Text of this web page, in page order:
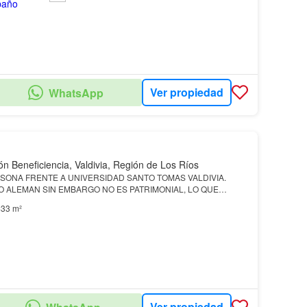
WhatsApp Ver propiedad
Beneficiencia, Valdivia, Región de Los Ríos
FRENTE A UNIVERSIDAD SANTO TOMAS VALDIVIA.
ALEMAN SIN EMBARGO NO ES PATRIMONIAL, LO QUE
TIENE HALL DE ACCESO, COCINA, BODEGAS,
AMPLIOS EN PRIM…
m²